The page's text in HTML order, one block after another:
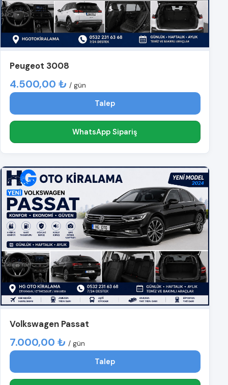
Peugeot 3008
4.500,00 ₺ / gün
Talep
WhatsApp Sipariş
Volkswagen Passat
7.000,00 ₺ / gün
Talep